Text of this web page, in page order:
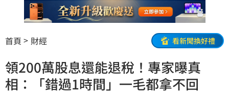
首頁 財經 看新聞換好禮
領200萬股息還能退稅！專家曝真
相：「錯過1時間」一毛都拿不回